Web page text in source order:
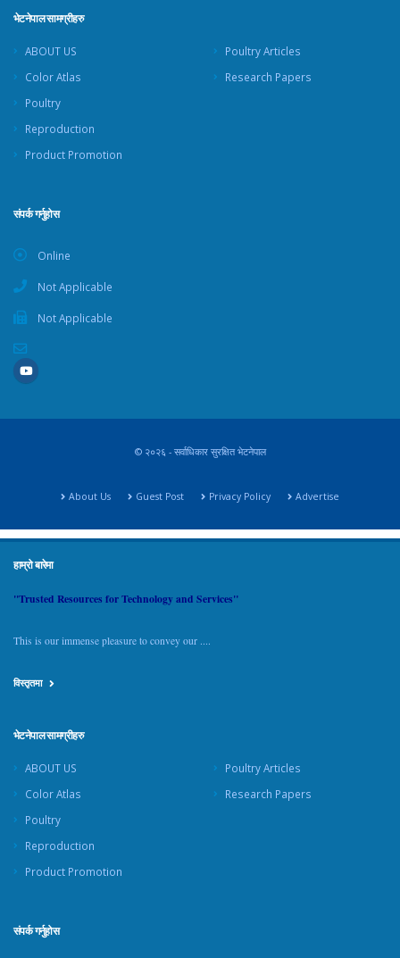
भेटनेपाल सामग्रीहरु
ABOUT US
Color Atlas
Poultry
Reproduction
Product Promotion
Poultry Articles
Research Papers
संपर्क गर्नुहोस
Online
Not Applicable
Not Applicable
© २०२६ - सर्वाधिकार सुरक्षित भेटनेपाल
About Us Guest Post Privacy Policy Advertise
हाम्रो बारेमा
"Trusted Resources for Technology and Services"
This is our immense pleasure to convey our ....
विस्तृतमा
भेटनेपाल सामग्रीहरु
ABOUT US
Color Atlas
Poultry
Reproduction
Product Promotion
Poultry Articles
Research Papers
संपर्क गर्नुहोस